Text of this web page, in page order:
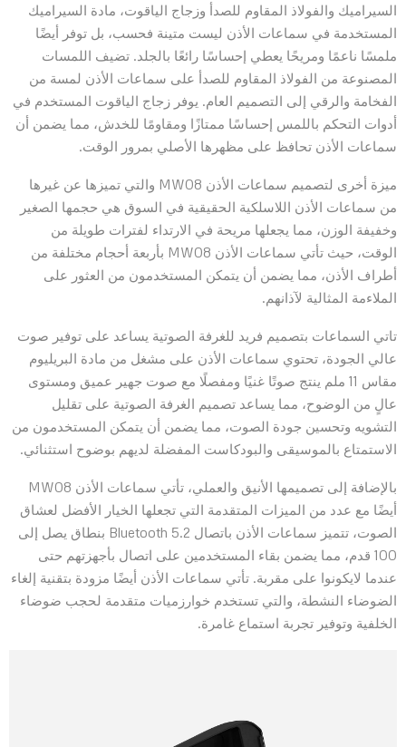
السيراميك والفولاذ المقاوم للصدأ وزجاج الياقوت، مادة السيراميك
المستخدمة في سماعات الأذن ليست متينة فحسب، بل توفر أيضًا
ملمسًا ناعمًا ومريحًا يعطي إحساسًا رائعًا بالجلد. تضيف اللمسات
المصنوعة من الفولاذ المقاوم للصدأ على سماعات الأذن لمسة من
الفخامة والرقي إلى التصميم العام. يوفر زجاج الياقوت المستخدم في
أدوات التحكم باللمس إحساسًا ممتازًا ومقاومًا للخدش، مما يضمن أن
سماعات الأذن تحافظ على مظهرها الأصلي بمرور الوقت.
ميزة أخرى لتصميم سماعات الأذن MW08 والتي تميزها عن غيرها
من سماعات الأذن اللاسلكية الحقيقية في السوق هي حجمها الصغير
وخفيفة الوزن، مما يجعلها مريحة في الارتداء لفترات طويلة من
الوقت، حيث تأتي سماعات الأذن MW08 بأربعة أحجام مختلفة من
أطراف الأذن، مما يضمن أن يتمكن المستخدمون من العثور على
الملاءمة المثالية لآذانهم.
تاتي السماعات بتصميم فريد للغرفة الصوتية يساعد على توفير صوت
عالي الجودة، تحتوي سماعات الأذن على مشغل من مادة البريليوم
مقاس 11 ملم ينتج صوتًا غنيًا ومفصلًا مع صوت جهير عميق ومستوى
عالٍ من الوضوح، مما يساعد تصميم الغرفة الصوتية على تقليل
التشويه وتحسين جودة الصوت، مما يضمن أن يتمكن المستخدمون من
الاستمتاع بالموسيقى والبودكاست المفضلة لديهم بوضوح استثنائي.
بالإضافة إلى تصميمها الأنيق والعملي، تأتي سماعات الأذن MW08
أيضًا مع عدد من الميزات المتقدمة التي تجعلها الخيار الأفضل لعشاق
الصوت، تتميز سماعات الأذن باتصال Bluetooth 5.2 بنطاق يصل إلى
100 قدم، مما يضمن بقاء المستخدمين على اتصال بأجهزتهم حتى
عندما لايكونوا على مقربة. تأتي سماعات الأذن أيضًا مزودة بتقنية إلغاء
الضوضاء النشطة، والتي تستخدم خوارزميات متقدمة لحجب ضوضاء
الخلفية وتوفير تجربة استماع غامرة.